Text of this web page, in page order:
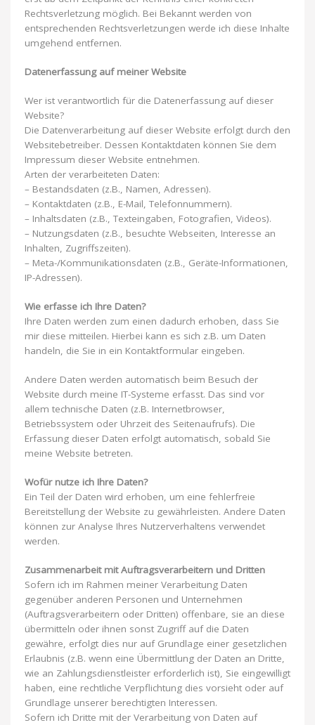
Rechtsverletzung möglich. Bei Bekannt werden von
entsprechenden Rechtsverletzungen werde ich diese Inhalte
umgehend entfernen.
Datenerfassung auf meiner Website
Wer ist verantwortlich für die Datenerfassung auf dieser
Website?
Die Datenverarbeitung auf dieser Website erfolgt durch den
Websitebetreiber. Dessen Kontaktdaten können Sie dem
Impressum dieser Website entnehmen.
Arten der verarbeiteten Daten:
– Bestandsdaten (z.B., Namen, Adressen).
– Kontaktdaten (z.B., E-Mail, Telefonnummern).
– Inhaltsdaten (z.B., Texteingaben, Fotografien, Videos).
– Nutzungsdaten (z.B., besuchte Webseiten, Interesse an
Inhalten, Zugriffszeiten).
– Meta-/Kommunikationsdaten (z.B., Geräte-Informationen,
IP-Adressen).
Wie erfasse ich Ihre Daten?
Ihre Daten werden zum einen dadurch erhoben, dass Sie
mir diese mitteilen. Hierbei kann es sich z.B. um Daten
handeln, die Sie in ein Kontaktformular eingeben.
Andere Daten werden automatisch beim Besuch der
Website durch meine IT-Systeme erfasst. Das sind vor
allem technische Daten (z.B. Internetbrowser,
Betriebssystem oder Uhrzeit des Seitenaufrufs). Die
Erfassung dieser Daten erfolgt automatisch, sobald Sie
meine Website betreten.
Wofür nutze ich Ihre Daten?
Ein Teil der Daten wird erhoben, um eine fehlerfreie
Bereitstellung der Website zu gewährleisten. Andere Daten
können zur Analyse Ihres Nutzerverhaltens verwendet
werden.
Zusammenarbeit mit Auftragsverarbeitern und Dritten
Sofern ich im Rahmen meiner Verarbeitung Daten
gegenüber anderen Personen und Unternehmen
(Auftragsverarbeitern oder Dritten) offenbare, sie an diese
übermitteln oder ihnen sonst Zugriff auf die Daten
gewähre, erfolgt dies nur auf Grundlage einer gesetzlichen
Erlaubnis (z.B. wenn eine Übermittlung der Daten an Dritte,
wie an Zahlungsdienstleister erforderlich ist), Sie eingewilligt
haben, eine rechtliche Verpflichtung dies vorsieht oder auf
Grundlage unserer berechtigten Interessen.
Sofern ich Dritte mit der Verarbeitung von Daten auf